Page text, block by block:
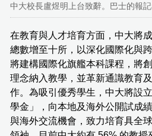
中大校長盧煜明上台致辭。巴士的報
在教育與人才培育方面，中大將
總數增至十所，以深化國際化與
將建構國際化旗艦本科課程，將
理念納入教學，並革新通識教育
作。為吸引優秀學生，中大將設
學金」，向本地及海外公開試成
與海外交流機會，致力培育具全